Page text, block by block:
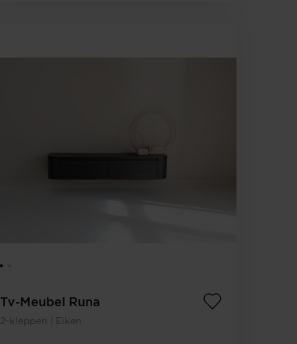
Tv-Meubel Runa
2-kleppen | Eiken